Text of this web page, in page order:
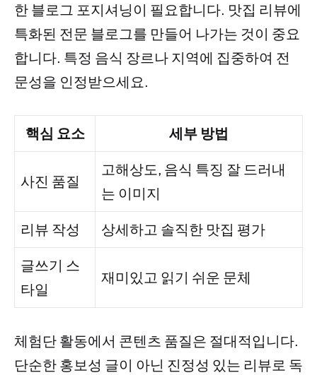
한 블로그 포지셔닝이 필요합니다. 맛집 리뷰에
특화된 전문 블로그를 만들어 나가는 것이 중요
합니다. 특정 음식 장르나 지역에 집중하여 전
문성을 인정받으세요.
핵심 요소 세부 방법
사진 품질
고해상도, 음식 특징 잘 드러내
는 이미지
리뷰 작성 상세하고 솔직한 맛집 평가
글쓰기 스
타일
재미있고 읽기 쉬운 문체
체험단 활동에서 콘텐츠 품질은 절대적입니다.
단순한 홍보성 글이 아닌 진정성 있는 리뷰로 독